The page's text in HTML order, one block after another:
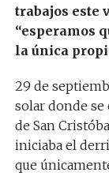
trabajos este
“esperamos
la única
29 de
solar donde
de San
iniciaba el
que